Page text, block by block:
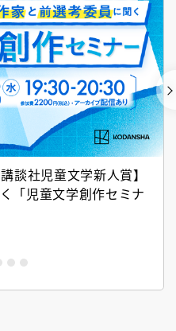
談社児童文学新人賞】
「児童文学創作セミナ